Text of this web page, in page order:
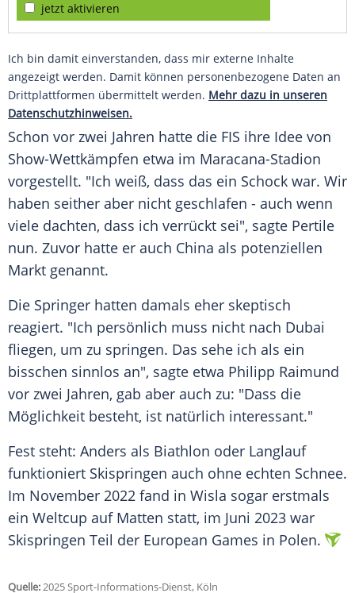
jetzt aktivieren
Ich bin damit einverstanden, dass mir externe Inhalte
angezeigt werden. Damit können personenbezogene Daten an
Drittplattformen übermittelt werden. Mehr dazu in unseren
Datenschutzhinweisen.
Schon vor zwei Jahren hatte die FIS ihre Idee von
Show-Wettkämpfen etwa im Maracana-Stadion
vorgestellt. "Ich weiß, dass das ein Schock war. Wir
haben seither aber nicht geschlafen - auch wenn
viele dachten, dass ich verrückt sei", sagte Pertile
nun. Zuvor hatte er auch China als potenziellen
Markt genannt.
Die Springer hatten damals eher skeptisch
reagiert. "Ich persönlich muss nicht nach Dubai
fliegen, um zu springen. Das sehe ich als ein
bisschen sinnlos an", sagte etwa Philipp Raimund
vor zwei Jahren, gab aber auch zu: "Dass die
Möglichkeit besteht, ist natürlich interessant."
Fest steht: Anders als Biathlon oder Langlauf
funktioniert Skispringen auch ohne echten Schnee.
Im November 2022 fand in Wisla sogar erstmals
ein Weltcup auf Matten statt, im Juni 2023 war
Skispringen Teil der European Games in Polen.
Quelle:2025 Sport-Informations-Dienst, Köln